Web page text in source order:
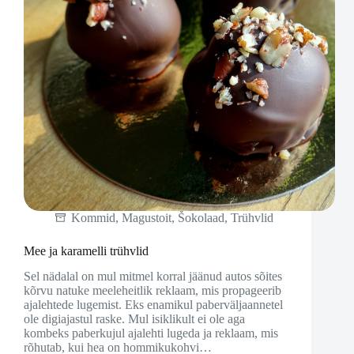
Kommid, Magustoit, Šokolaad, Trühvlid
Mee ja karamelli trühvlid
Sel nädalal on mul mitmel korral jäänud autos sõites
kõrvu natuke meeleheitlik reklaam, mis propageerib
ajalehtede lugemist. Eks enamikul paberväljaannetel
ole digiajastul raske. Mul isiklikult ei ole aga
kombeks paberkujul ajalehti lugeda ja reklaam, mis
rõhutab, kui hea on hommikukohvi…